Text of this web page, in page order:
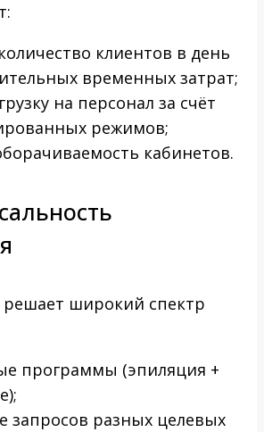
клиентов в день
временных затрат;
на персонал за счёт
режимов;
кабинетов.
широкий спектр
программы (эпиляция +
запросов разных целевых